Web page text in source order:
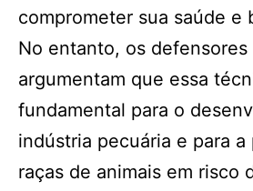
comprometer sua saúde e
No entanto, os
argumentam que essa
fundamental para o
indústria pecuária e para a
raças de animais em risco